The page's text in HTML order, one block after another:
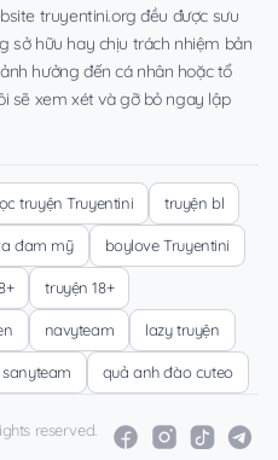
truyentini.org đều được sưu
sở hữu hay chịu trách nhiệm bản
hưởng đến cá nhân hoặc tổ
sẽ xem xét và gỡ bỏ ngay lập
truyện Truyentini truyện bl
đam mỹ boylove Truyentini
truyện 18+
navyteam lazy truyện
sanyteam quả anh đào cuteo
reserved.